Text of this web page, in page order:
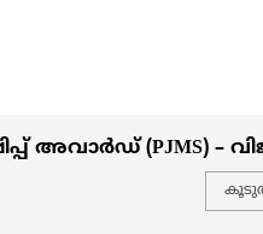
(PJMS) –